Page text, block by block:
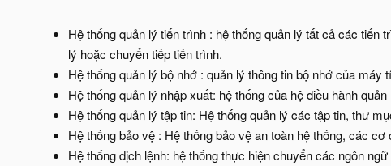
Hệ thống quản lý tiến trình : hệ thống quản lý tất cả các
lý hoặc chuyển tiếp tiến trình.
Hệ thống quản lý bộ nhớ : quản lý thông tin bộ nhớ của
Hệ thống quản lý nhập xuất: hệ thống của hệ điều hành
Hệ thống quản lý tập tin: Hệ thống quản lý các tập tin, thư
Hệ thống bảo vệ : Hệ thống bảo vệ an toàn hệ thống, các
Hệ thống dịch lệnh: hệ thống thực hiện chuyển các ngôn